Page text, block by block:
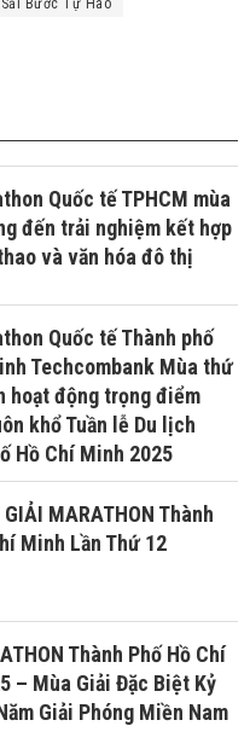
Quốc tế TPHCM mùa
đến trải nghiệm kết hợp
và văn hóa đô thị
Quốc tế Thành phố
Techcombank Mùa thứ
hoạt động trọng điểm
khổ Tuần lễ Du lịch
Hồ Chí Minh 2025
MARATHON Thành
Minh Lần Thứ 12
Thành Phố Hồ Chí
– Mùa Giải Đặc Biệt Kỷ
Giải Phóng Miền Nam